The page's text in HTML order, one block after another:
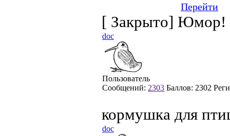
Перейти
[ Закрыто] Юмор!
doc
Пользователь
Сообщений: 2303 Баллов: 2302
кормушка для
doc